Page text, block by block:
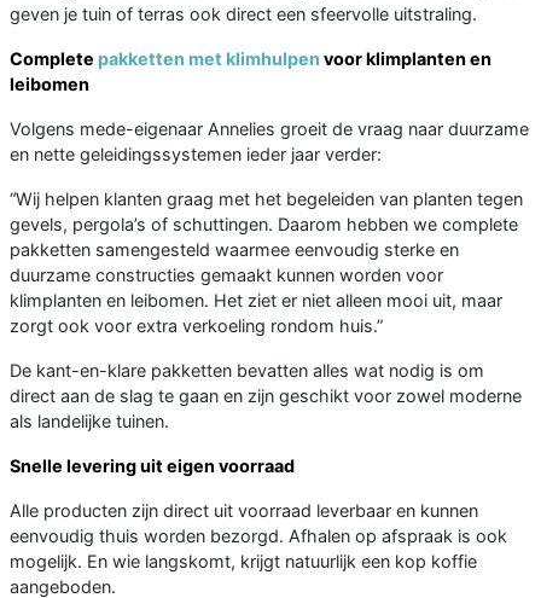
geven je tuin of terras ook direct een sfeervolle uitstraling.
Complete pakketten met klimhulpen voor klimplanten en
leibomen
Volgens mede-eigenaar Annelies groeit de vraag naar duurzame
en nette geleidingssystemen ieder jaar verder:
“Wij helpen klanten graag met het begeleiden van planten tegen
gevels, pergola’s of schuttingen. Daarom hebben we complete
pakketten samengesteld waarmee eenvoudig sterke en
duurzame constructies gemaakt kunnen worden voor
klimplanten en leibomen. Het ziet er niet alleen mooi uit, maar
zorgt ook voor extra verkoeling rondom huis.”
De kant-en-klare pakketten bevatten alles wat nodig is om
direct aan de slag te gaan en zijn geschikt voor zowel moderne
als landelijke tuinen.
Snelle levering uit eigen voorraad
Alle producten zijn direct uit voorraad leverbaar en kunnen
eenvoudig thuis worden bezorgd. Afhalen op afspraak is ook
mogelijk. En wie langskomt, krijgt natuurlijk een kop koffie
aangeboden.